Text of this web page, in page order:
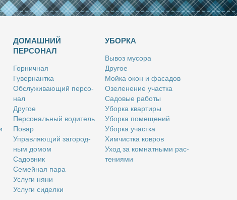
ДОМАШНИЙ
ПЕРСОНАЛ
Гор­нич­ная
Гу­вер­нант­ка
Об­слу­жи­ва­ю­щий пер­со­
нал
Дру­гое
Пер­со­наль­ный во­ди­тель
По­вар
Управ­ля­ю­щий за­го­род­
ным до­мом
Са­дов­ник
Се­мей­ная па­ра
Услу­ги ня­ни
Услу­ги си­дел­ки
УБОРКА
Вы­воз му­со­ра
Дру­гое
Мой­ка окон и фа­са­дов
Озе­ле­не­ние участ­ка
Са­до­вые ра­бо­ты
Убор­ка квар­ти­ры
Убор­ка по­ме­ще­ний
Убор­ка участ­ка
Хим­чист­ка ков­ров
Уход за ком­нат­ны­ми рас­
те­ни­я­ми